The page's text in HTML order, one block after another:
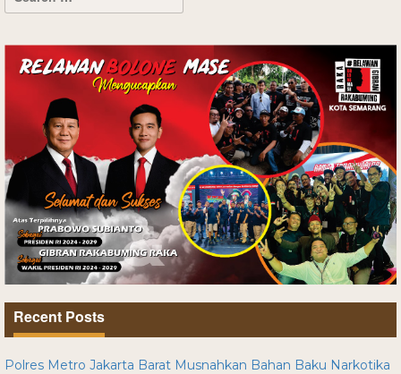
Recent Posts
Polres Metro Jakarta Barat Musnahkan Bahan Baku Narkotika